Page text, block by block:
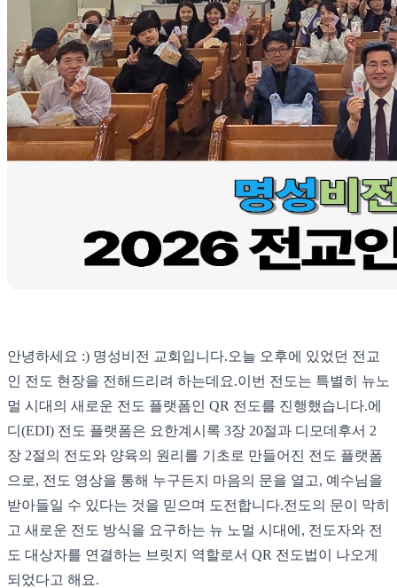
안녕하세요 :) 명성비전 교회입니다. ​ 오늘 오후에 있었던 전교
인 전도 현장을 전해드리려 하는데요. ​ 이번 전도는 특별히 뉴노
멀 시대의 새로운 전도 플랫폼인 QR 전도를 진행했습니다. ​ 에
디(EDI) 전도 플랫폼은 요한계시록 3장 20절과 디모데후서 2
장 2절의 전도와 양육의 원리를 기초로 만들어진 전도 플랫폼
으로, 전도 영상을 통해 누구든지 마음의 문을 열고, 예수님을
받아들일 수 있다는 것을 믿으며 도전합니다. ​ 전도의 문이 막히
고 새로운 전도 방식을 요구하는 뉴 노멀 시대에, 전도자와 전
도 대상자를 연결하는 브릿지 역할로서 QR 전도법이 나오게
되었다고 해요. ​